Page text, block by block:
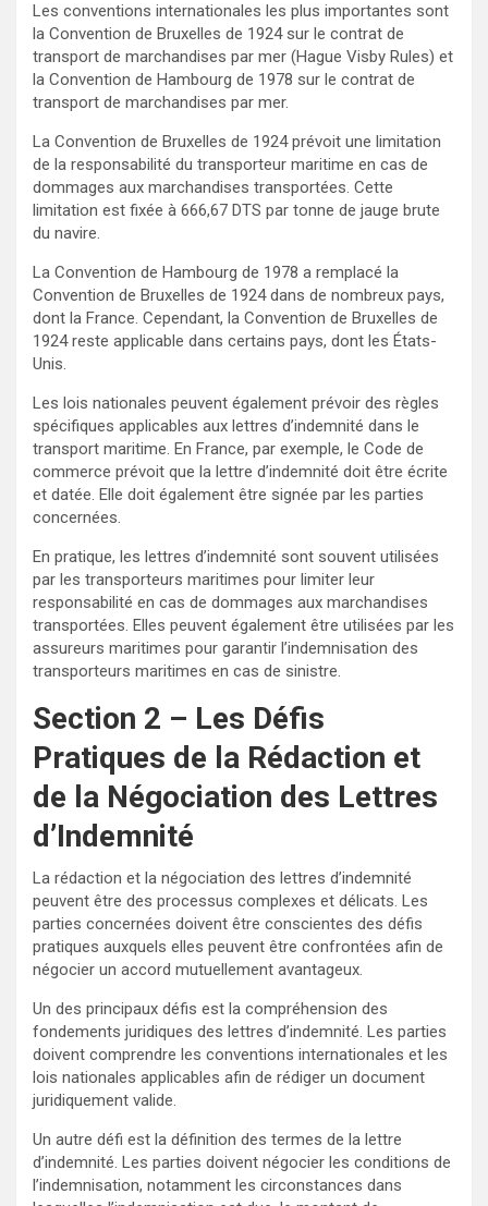
Les conventions internationales les plus importantes sont
la Convention de Bruxelles de 1924 sur le contrat de
transport de marchandises par mer (Hague Visby Rules) et
la Convention de Hambourg de 1978 sur le contrat de
transport de marchandises par mer.
La Convention de Bruxelles de 1924 prévoit une limitation
de la responsabilité du transporteur maritime en cas de
dommages aux marchandises transportées. Cette
limitation est fixée à 666,67 DTS par tonne de jauge brute
du navire.
La Convention de Hambourg de 1978 a remplacé la
Convention de Bruxelles de 1924 dans de nombreux pays,
dont la France. Cependant, la Convention de Bruxelles de
1924 reste applicable dans certains pays, dont les États-
Unis.
Les lois nationales peuvent également prévoir des règles
spécifiques applicables aux lettres d’indemnité dans le
transport maritime. En France, par exemple, le Code de
commerce prévoit que la lettre d’indemnité doit être écrite
et datée. Elle doit également être signée par les parties
concernées.
En pratique, les lettres d’indemnité sont souvent utilisées
par les transporteurs maritimes pour limiter leur
responsabilité en cas de dommages aux marchandises
transportées. Elles peuvent également être utilisées par les
assureurs maritimes pour garantir l’indemnisation des
transporteurs maritimes en cas de sinistre.
Section 2 – Les Défis
Pratiques de la Rédaction et
de la Négociation des Lettres
d’Indemnité
La rédaction et la négociation des lettres d’indemnité
peuvent être des processus complexes et délicats. Les
parties concernées doivent être conscientes des défis
pratiques auxquels elles peuvent être confrontées afin de
négocier un accord mutuellement avantageux.
Un des principaux défis est la compréhension des
fondements juridiques des lettres d’indemnité. Les parties
doivent comprendre les conventions internationales et les
lois nationales applicables afin de rédiger un document
juridiquement valide.
Un autre défi est la définition des termes de la lettre
d’indemnité. Les parties doivent négocier les conditions de
l’indemnisation, notamment les circonstances dans